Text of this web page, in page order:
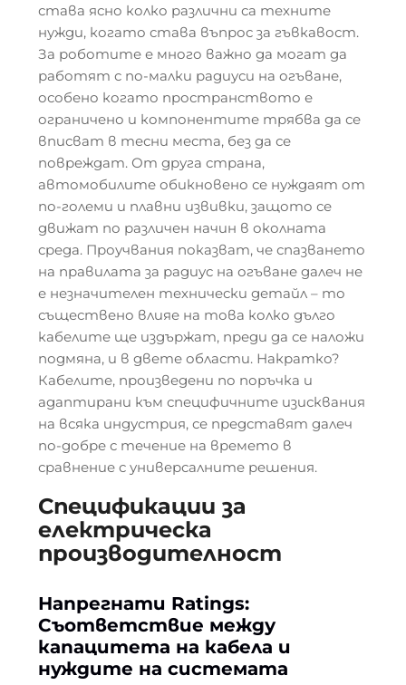
става ясно колко различни са техните
нужди, когато става въпрос за гъвкавост.
За роботите е много важно да могат да
работят с по-малки радиуси на огъване,
особено когато пространството е
ограничено и компонентите трябва да се
вписват в тесни места, без да се
повреждат. От друга страна,
автомобилите обикновено се нуждаят от
по-големи и плавни извивки, защото се
движат по различен начин в околната
среда. Проучвания показват, че спазването
на правилата за радиус на огъване далеч не
е незначителен технически детайл – то
съществено влияе на това колко дълго
кабелите ще издържат, преди да се наложи
подмяна, и в двете области. Накратко?
Кабелите, произведени по поръчка и
адаптирани към специфичните изисквания
на всяка индустрия, се представят далеч
по-добре с течение на времето в
сравнение с универсалните решения.
Спецификации за
електрическа
производителност
Напрегнати Ratings:
Съответствие между
капацитета на кабела и
нуждите на системата